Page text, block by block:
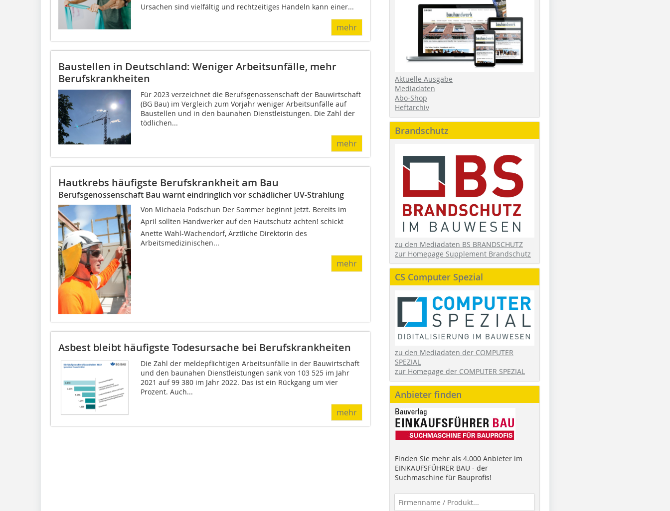
Ursachen sind vielfältig und rechtzeitiges Handeln kann einer...
mehr
Baustellen in Deutschland: Weniger Arbeitsunfälle, mehr
Berufskrankheiten
Für 2023 verzeichnet die Berufsgenossenschaft der Bauwirtschaft
(BG Bau) im Vergleich zum Vorjahr weniger Arbeitsunfälle auf
Baustellen und in den baunahen Dienstleistungen. Die Zahl der
tödlichen...
mehr
Hautkrebs häufigste Berufskrankheit am Bau
Berufsgenossenschaft Bau warnt eindringlich vor schädlicher UV-Strahlung
Von Michaela Podschun Der Sommer beginnt jetzt. Bereits im
April sollten Handwerker auf den Hautschutz achten! schickt
Anette Wahl-Wachendorf, Ärztliche Direktorin des
Arbeitsmedizinischen...
mehr
Asbest bleibt häufigste Todesursache bei Berufskrankheiten
Die Zahl der meldepflichtigen Arbeitsunfälle in der Bauwirtschaft
und den baunahen Dienstleistungen sank von 103 525 im Jahr
2021 auf 99 380 im Jahr 2022. Das ist ein Rückgang um vier
Prozent. Auch...
mehr
Aktuelle Ausgabe
Mediadaten
Abo-Shop
Heftarchiv
Brandschutz
zu den Mediadaten BS BRANDSCHUTZ
zur Homepage Supplement Brandschutz
CS Computer Spezial
zu den Mediadaten der COMPUTER
SPEZIAL
zur Homepage der COMPUTER SPEZIAL
Anbieter finden
Finden Sie mehr als 4.000 Anbieter im
EINKAUFSFÜHRER BAU - der
Suchmaschine für Bauprofis!